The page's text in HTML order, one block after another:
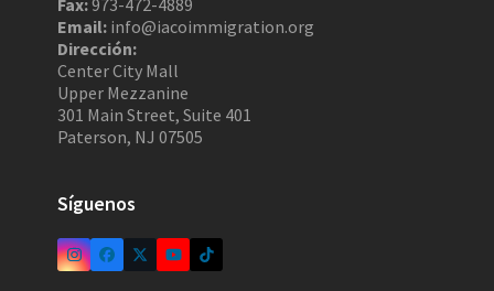
Fax:973-472-4889
Email: info@iacoimmigration.org
Dirección:
Center City Mall
Upper Mezzanine
301 Main Street, Suite 401
Paterson, NJ 07505
Síguenos